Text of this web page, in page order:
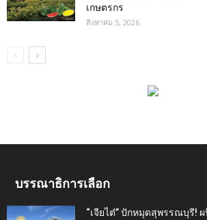
เกษตรกร
สิงหาคม 5, 2026
บรรณาธิการเลือก
“เจียไต๋” ปักหมุดสุพรรณบุรี! ผ